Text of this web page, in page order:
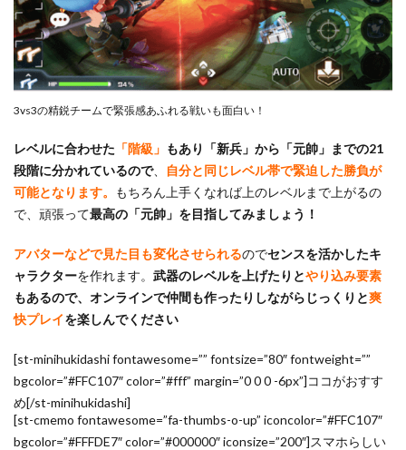
3vs3の精鋭チームで緊張感あふれる戦いも面白い！
レベルに合わせた 「階級」 もあり「新兵」から「元帥」までの21
段階に分かれているので、
自分と同じレベル帯で緊迫した勝負が
可能となります。
もちろん上手くなれば上のレベルまで上がるの
で、頑張って最高の「元帥」を目指してみましょう！
アバターなどで見た目も変化させられるのでセンスを活かしたキ
ャラクターを作れます。 武器のレベルを上げたりとやり込み要素
もあるので、オンラインで仲間も作ったりしながらじっくりと爽
快プレイを楽しんでください
[st-minihukidashi fontawesome=”” fontsize=”80″ fontweight=””
bgcolor=”#FFC107″ color=”#fff” margin=”0 0 0 -6px”]ココがおすす
め[/st-minihukidashi]
[st-cmemo fontawesome=”fa-thumbs-o-up” iconcolor=”#FFC107″
bgcolor=”#FFFDE7″ color=”#000000″ iconsize=”200″]スマホらしい